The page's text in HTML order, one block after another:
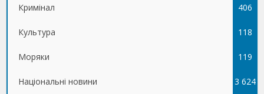
Кримінал 406
Культура 118
Моряки 119
Національні новини 3 624